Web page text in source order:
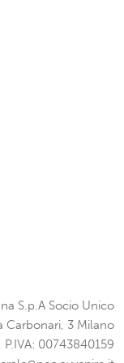
S.p.A Socio Unico
Carbonari, 3 Milano
P.IVA: 00743840159